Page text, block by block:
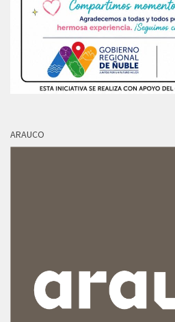
ARAUCO